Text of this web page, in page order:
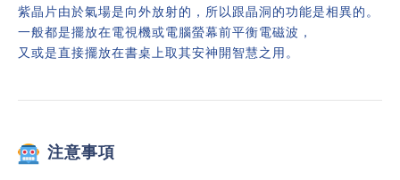
紫晶片由於氣場是向外放射的，所以跟晶洞的功能是相異的。
一般都是擺放在電視機或電腦螢幕前平衡電磁波，
又或是直接擺放在書桌上取其安神開智慧之用。
注意事項